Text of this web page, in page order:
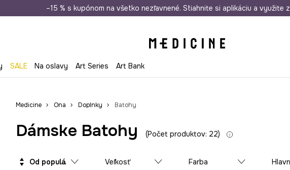
Doprava zadarmo od 50 € Odoslanie aj do 24 hodín 30 dní
–15 % s kupónom na všetko nezľavnené. Stiahnite si aplikáciu a využite
SALE Na oslavy Art Series Art Bank
Medicine Ona Doplnky Batohy
Dámske Batohy Počet produktov: 22
Od populárnych Veľkosť Farba